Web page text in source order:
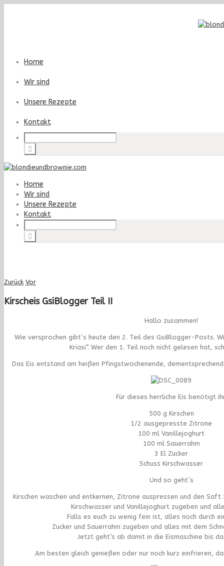
Home
Wir sind
Unsere Rezepte
Kontakt
Home
Wir sind
Unsere Rezepte
Kontakt
Zurück Vor
Kirscheis GsiBlogger Teil II
Hallo zusammen!
Wie versprochen gibt´s heute den 2. Teil des GsiBlogger-Posts.
Kriasi“. Wer den 1. Teil noch nicht gelesen hat,
Das Eis entstand am heißen Pfingstwochenende,
Für dieses herrliche Eis benötigt
500 g Kirschen
1/2 ausgepresste Zitrone
100 ml Vanillejoghurt
100 ml Sauerrahm
3 El Zucker
Schuss Kirschwasser
Und so geht´s
Kirschen waschen und entkernen, Zitrone auspressen und den Saft
Kirschwasser und Vanillejoghurt zugeben und
Falls es euch zu wenig fein ist, alles noch durch
Zucker und Sauerrahm zugeben und alles mit dem
Jetzt geht’s ab damit in die Eismaschine bis
Am besten gleich genießen oder nur noch kurz einfrieren,